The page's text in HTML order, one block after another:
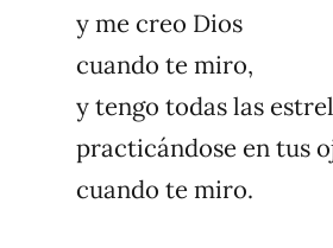
y me creo Dios
cuando te miro,
y tengo todas las
practicándose en tus
cuando te miro.